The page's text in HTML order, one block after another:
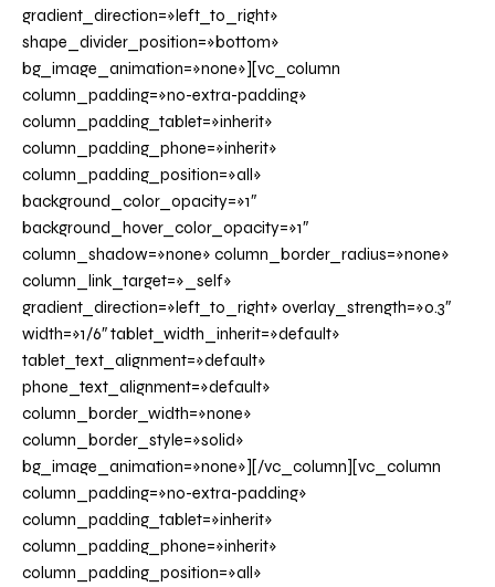
gradient_direction=»left_to_right»
shape_divider_position=»bottom»
bg_image_animation=»none»][vc_column
column_padding=»no-extra-padding»
column_padding_tablet=»inherit»
column_padding_phone=»inherit»
column_padding_position=»all»
background_color_opacity=»1″
background_hover_color_opacity=»1″
column_shadow=»none» column_border_radius=»none»
column_link_target=»_self»
gradient_direction=»left_to_right» overlay_strength=»0.3″
width=»1/6″ tablet_width_inherit=»default»
tablet_text_alignment=»default»
phone_text_alignment=»default»
column_border_width=»none»
column_border_style=»solid»
bg_image_animation=»none»][/vc_column][vc_column
column_padding=»no-extra-padding»
column_padding_tablet=»inherit»
column_padding_phone=»inherit»
column_padding_position=»all»